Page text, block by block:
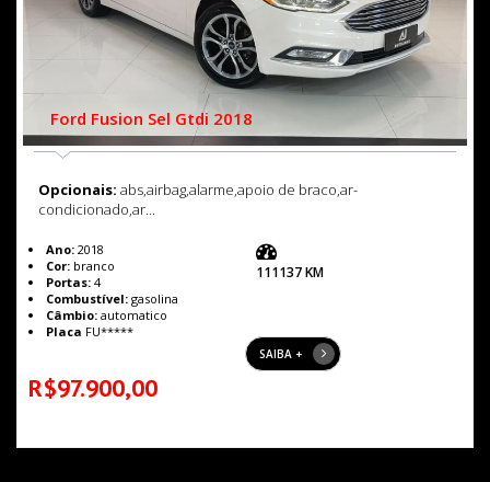
Ford Fusion Sel Gtdi 2018
Opcionais: abs,airbag,alarme,apoio de braco,ar-
condicionado,ar...
Ano: 2018
Cor: branco
Portas: 4
Combustível: gasolina
Câmbio: automatico
Placa FU*****
R$97.900,00
111137 KM
SAIBA +